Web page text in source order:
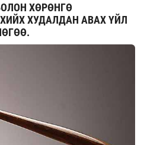
ХӨРӨНГӨ
ХУДАЛДАН АВАХ ҮЙЛ